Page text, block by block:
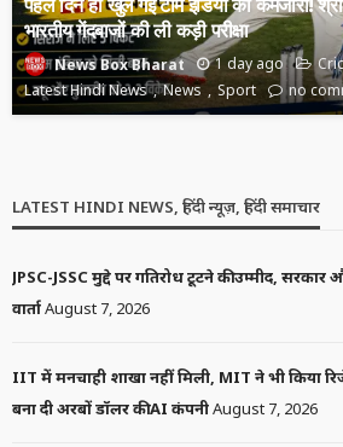
भारतीय गेंदबाजों की ली कड़ी परीक्षा
News Box Bharat 1 day ago
Latest Hindi News
News Sport no
LATEST HINDI NEWS, हिंदी न्यूज़, हिंदी समाचार
JPSC-JSSC मुद्दे पर गतिरोध टूटने की उम्मीद,
वार्ताAugust 7, 2026
IIT में मनचाही शाखा नहीं मिली, MIT ने भी किया
बना दी अरबों डॉलर की AI कंपनीAugust 7, 2026